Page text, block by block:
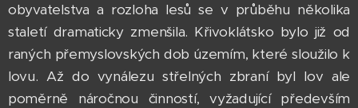
obyvatelstva a rozloha lesů se v průběhu několika
staletí dramaticky zmenšila. Křivoklátsko bylo již od
raných přemyslovských dob územím, které sloužilo k
lovu. Až do vynálezu střelných zbraní byl lov ale
poměrně náročnou činností, vyžadující především